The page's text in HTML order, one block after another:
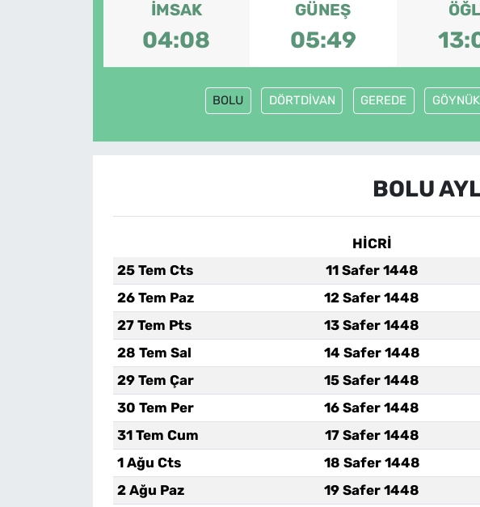
İMSAK
04:08
GÜNEŞ
05:49
BOLU DÖRTDİVAN GEREDE GÖYNÜK
BOLU
HİCRİ
25 Tem Cts
11 Safer 1448
26 Tem Paz
12 Safer 1448
27 Tem Pts
13 Safer 1448
28 Tem Sal
14 Safer 1448
29 Tem Çar
15 Safer 1448
30 Tem Per
16 Safer 1448
31 Tem Cum
17 Safer 1448
1 Ağu Cts
18 Safer 1448
2 Ağu Paz
19 Safer 1448